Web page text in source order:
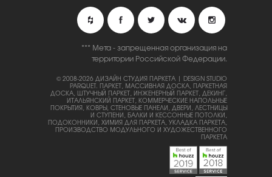
*** Мета - запрещенная организация на
территории Российской Федерации.
© 2008-2026 ДИЗАЙН СТУДИЯ ПАРКЕТА | DESIGN STUDIO
PARQUET. ПАРКЕТ, МАССИВНАЯ ДОСКА, ПАРКЕТНАЯ
ДОСКА, ШТУЧНЫЙ ПАРКЕТ, ИНЖЕНЕРНЫЙ ПАРКЕТ, ДЕКИНГ,
ИТАЛЬЯНСКИЙ ПАРКЕТ, КОММЕРЧЕСКИЕ НАПОЛЬНЫЕ
ПОКРЫТИЯ, КОВРЫ, СТЕНОВЫЕ ПАНЕЛИ, ДВЕРИ, ЛЕСТНИЦЫ
И СТУПЕНИ, БАЛКИ И КЕССОННЫЕ ПОТОЛКИ,
ПОДОКОННИКИ, ХИМИЯ ДЛЯ ПАРКЕТА, УКЛАДКА ПАРКЕТА,
ПРОИЗВОДСТВО МОДУЛЬНОГО И ХУДОЖЕСТВЕННОГО
ПАРКЕТА